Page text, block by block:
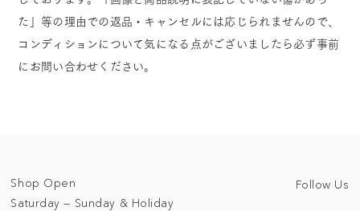
た」等の理由での返品・キャンセルには応じられませんので、
コンディションについて気になる点がございましたら必ず事前
にお問い合わせください。
Shop Open
Saturday — Sunday & Holiday
Follow Us